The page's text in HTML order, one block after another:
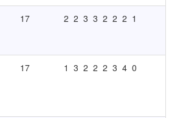
17 2 2 3 3 2 2 2 1
17 1 3 2 2 2 3 4 0